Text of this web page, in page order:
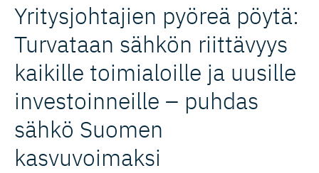
Yritysjoh­tajien pyöreä pöytä:
Turvataan sähkön riittävyys
kaikille toimialoille ja uusille
investoin­neille – puhdas
sähkö Suomen
kasvuvoimaksi